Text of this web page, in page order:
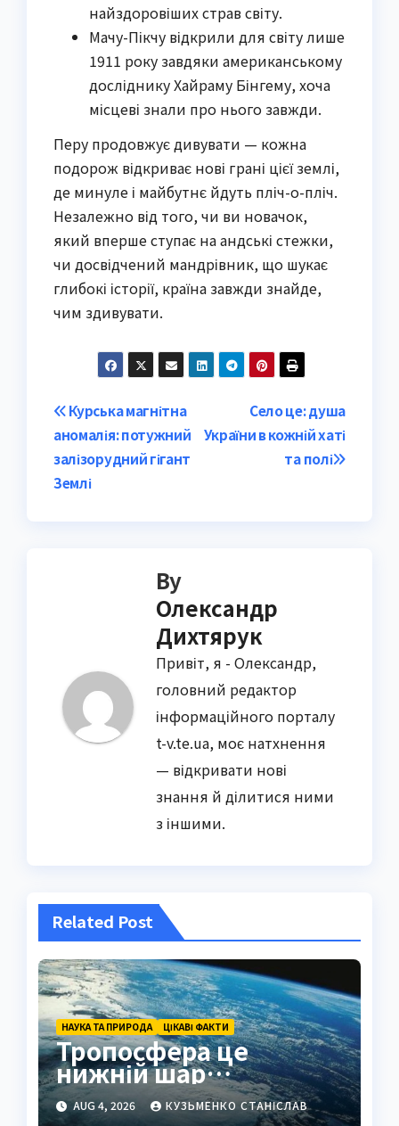
найздоровіших страв світу.
Мачу-Пікчу відкрили для світу лише
1911 року завдяки американському
досліднику Хайраму Бінгему, хоча
місцеві знали про нього завжди.
Перу продовжує дивувати — кожна
подорож відкриває нові грані цієї землі,
де минуле і майбутнє йдуть пліч-о-пліч.
Незалежно від того, чи ви новачок,
який вперше ступає на андські стежки,
чи досвідчений мандрівник, що шукає
глибокі історії, країна завжди знайде,
чим здивувати.
Post
navigation
Село це: душа
України в кожній хаті
та полі
Курська магнітна
аномалія: потужний
залізорудний гігант
Землі
By
Олександр
Дихтярук
Привіт, я - Олександр,
головний редактор
інформаційного порталу
t-v.te.ua, моє натхнення
— відкривати нові
знання й ділитися ними
з іншими.
Related Post
НАУКА ТА ПРИРОДА ЦІКАВІ ФАКТИ
Тропосфера це
нижній шар
атмосфери Землі
AUG 4, 2026 КУЗЬМЕНКО СТАНІСЛАВ